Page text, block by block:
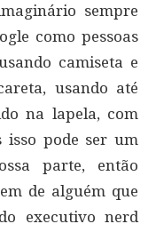
sempre
como pessoas
camiseta e
usando até
na lapela, com
isso pode ser um
parte, então
de alguém que
executivo nerd